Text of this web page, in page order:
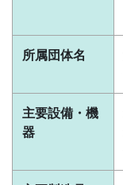
所属団体名
主要設備・機
器